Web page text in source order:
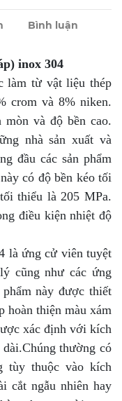
Bình luận
inox 304
làm từ vật liệu thép
crom và 8% niken.
và độ bền cao.
nhà sản xuất và
đầu các sản phẩm
có độ bền kéo tối
thiểu là 205 MPa.
điều kiện nhiệt độ
là ứng cử viên tuyệt
cũng như các ứng
này được thiết
hoàn thiện màu xám
xác định với kích
thường có
tùy thuộc vào kích
cắt ngẫu nhiên hay